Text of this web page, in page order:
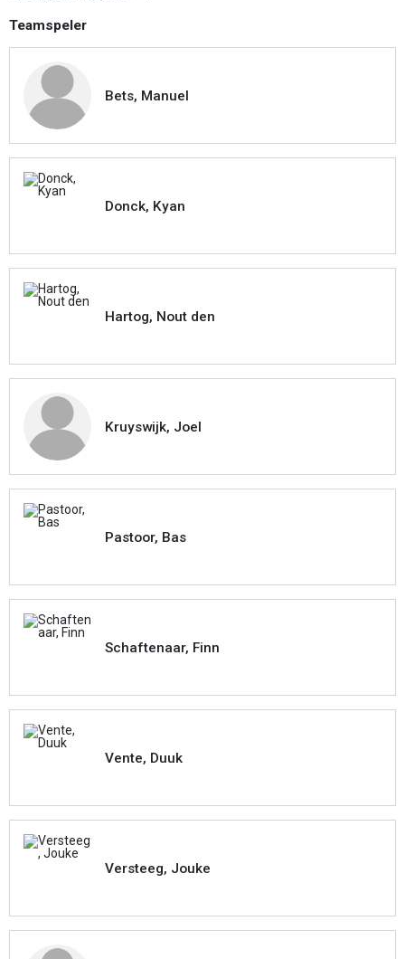
Teamspeler
Bets, Manuel
Donck, Kyan
Hartog, Nout den
Kruyswijk, Joel
Pastoor, Bas
Schaftenaar, Finn
Vente, Duuk
Versteeg, Jouke